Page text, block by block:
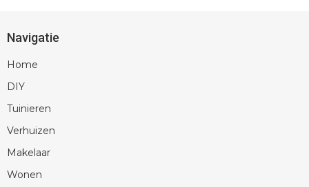
Navigatie
Home
DIY
Tuinieren
Verhuizen
Makelaar
Wonen